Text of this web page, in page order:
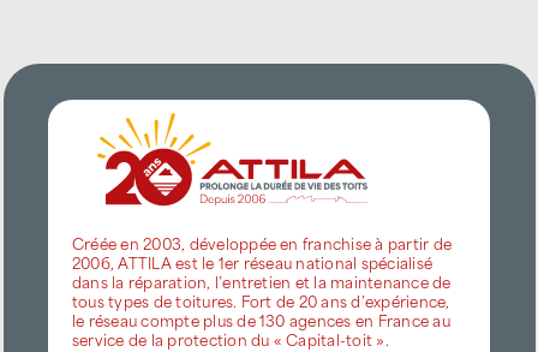
Créée en 2003, développée en franchise à partir de
2006, ATTILA est le 1er réseau national spécialisé
dans la réparation, l’entretien et la maintenance de
tous types de toitures. Fort de 20 ans d’expérience,
le réseau compte plus de 130 agences en France au
service de la protection du « Capital-toit ».